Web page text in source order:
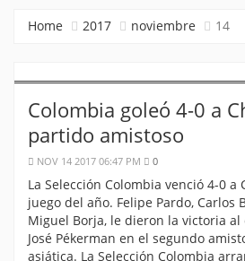
Home 2017 noviembre 14
Colombia goleó 4-0 a
partido amistoso
NOV 14 2017 06:47 PM 0
La Selección Colombia venció 4-0
juego del año. Felipe Pardo, Carlos
Miguel Borja, le dieron la victoria
José Pékerman en el segundo
asiática. La Selección Colombia